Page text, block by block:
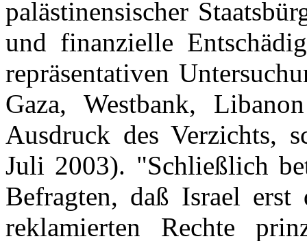
palästinensischer
und finanzielle
repräsentativen
Gaza, Westbank,
Ausdruck des Verzichts,
Juli 2003). "Schließlich
Befragten, daß Israel
reklamierten Rechte